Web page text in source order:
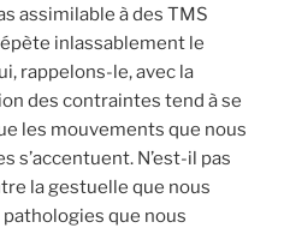
assimilable à des TMS
inlassablement le
rappelons-le, avec la
des contraintes tend à se
les mouvements que nous
s’accentuent. N’est-il pas
la gestuelle que nous
que nous